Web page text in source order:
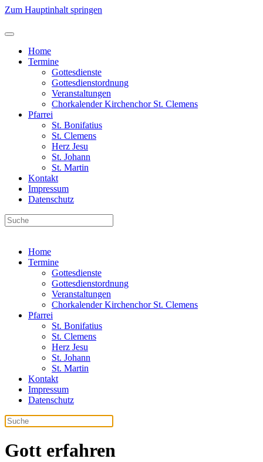
Zum Hauptinhalt springen
Home
Termine
Gottesdienste
Gottesdienstordnung
Veranstaltungen
Chorkalender Kirchenchor St. Clemens
Pfarrei
St. Bonifatius
St. Clemens
Herz Jesu
St. Johann
St. Martin
Kontakt
Impressum
Datenschutz
Home
Termine
Gottesdienste
Gottesdienstordnung
Veranstaltungen
Chorkalender Kirchenchor St. Clemens
Pfarrei
St. Bonifatius
St. Clemens
Herz Jesu
St. Johann
St. Martin
Kontakt
Impressum
Datenschutz
Gott erfahren